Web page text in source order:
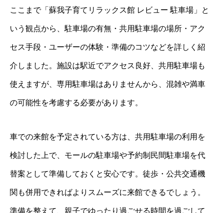
ここまで「蘇我子育てリラックス館 レビュー 駐車場」と
いう観点から、駐車場の有無・共用駐車場の場所・アク
セス手段・ユーザーの体験・準備のコツなどを詳しく紹
介しました。施設は駅近でアクセス良好、共用駐車場も
使えますが、専用駐車場はありませんから、混雑や満車
の可能性を考慮する必要があります。
車での来館を予定されている方は、共用駐車場の利用を
検討した上で、モールの駐車場や予約制民間駐車場を代
替案として準備しておくと安心です。徒歩・公共交通機
関も併用できればよりスムーズに来館できるでしょう。
準備を整えて、親子でゆったり過ごせる時間を過ごして